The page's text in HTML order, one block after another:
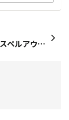
英数字のスペルアウト練習がもたらす効果